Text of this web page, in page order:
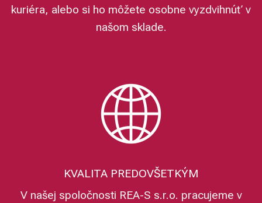
kuriéra, alebo si ho môžete osobne vyzdvihnúť v
našom sklade.
KVALITA PREDOVŠETKÝM
V našej spoločnosti REA-S s.r.o. pracujeme v